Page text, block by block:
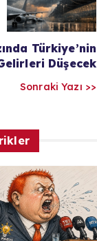
Türkiye’nin
Düşecek
Sonraki Yazı >>